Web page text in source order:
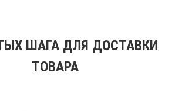
ШАГА ДЛЯ ДОСТАВКИ
ТОВАРА